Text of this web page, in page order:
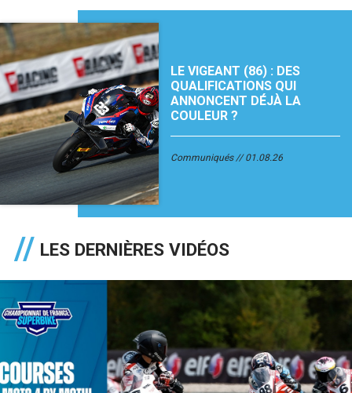
LE VIGEANT (86) : DES
QUALIFICATIONS QUI
ANNONCENT DÉJÀ LA
COULEUR ?
Communiqués 01.08.26
LES DERNIÈRES VIDÉOS